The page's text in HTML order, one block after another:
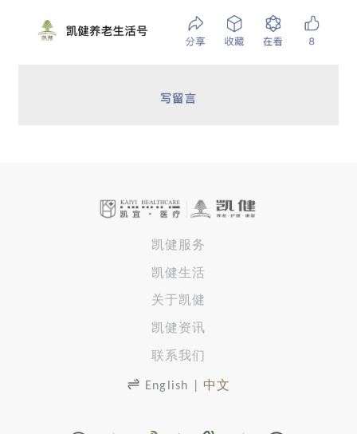
凯健服务
凯健生活
关于凯健
凯健资讯
联系我们
English 中文